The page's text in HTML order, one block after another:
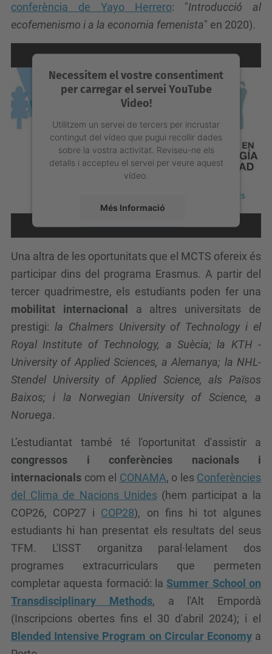
conferència de Yayo Herrero: "Introducció al
ecofemenismo i a la economia femenista" en 2020).
Necessitem el vostre consentiment
per carregar el servei YouTube
Video!
Utilitzem un servei de tercers per incrustar
contingut del vídeo que pugui recollir dades
sobre la vostra activitat. Reviseu-ne els
detalls i accepteu el servei per veure aquest
vídeo.
Més Informació
Accepta
powered byUsercentrics Consent
Management Platform
Una altra de les oportunitats que el MCTS ofereix és
participar dins del programa Erasmus. A partir del
tercer quadrimestre, els estudiants poden fer una
mobilitat internacional a altres universitats de
prestigi: la Chalmers University of Technology i el
Royal Institute of Technology, a Suècia; la KTH -
University of Applied Sciences, a Alemanya; la NHL-
Stendel University of Applied Science, als Països
Baixos; i la Norwegian University of Science, a
Noruega.
L’estudiantat també té l'oportunitat d'assistir a
congressos i conferències nacionals i
internacionals com el CONAMA, o les Conferències
del Clima de Nacions Unides(hem participat a la
COP26, COP27 i COP28), on fins hi tot algunes
estudiants hi han presentat els resultats del seus
TFM. L'ISST organitza paral·lelament dos
programes extracurriculars que permeten
completar aquesta formació: la Summer School on
Transdisciplinary Methods, a l'Alt Empordà
(Inscripcions obertes fins el 30 d'abril 2024); i el
Blended Intensive Program on Circular Economya